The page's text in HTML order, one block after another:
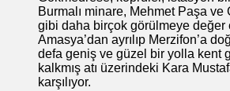
Burmalı minare, Mehmet Paşa ve
gibi daha birçok görülmeye değer
Amasya’dan ayrılıp Merzifon’a
defa geniş ve güzel bir yolla kent
kalkmış atı üzerindeki Kara
karşılıyor.